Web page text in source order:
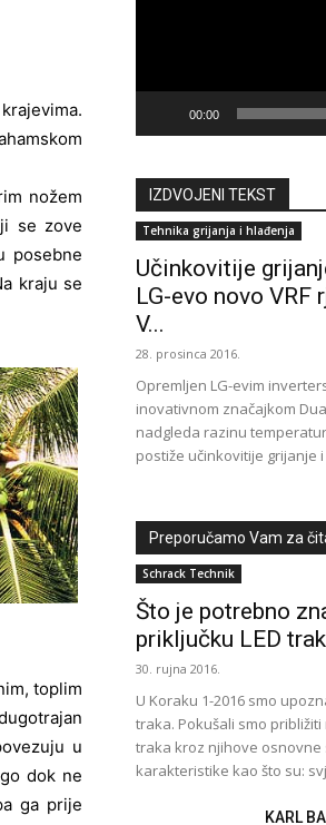
nožem
se zove
posebne
kraju se
toplim
u
dok ne
ga prije
00:00
IZDVOJENI TEKST
Tehnika grijanja i hlađenja
Učinkovitije
LG-evo novo VRF
V...
28. prosinca 2016.
Opremljen LG-evim
inovativnom značajkom
nadgleda razinu
postiže učinkovitije grijanje
Preporučamo Vam za
Schrack Technik
Što je potrebno
priključku LED
30. rujna 2016.
U Koraku 1-2016 smo
traka. Pokušali smo
traka kroz njihove osnovne
karakteristike kao što su:
KARL